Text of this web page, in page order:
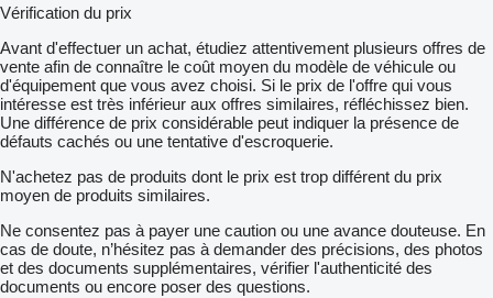
Vérification du prix
Avant d'effectuer un achat, étudiez attentivement plusieurs offres de
vente afin de connaître le coût moyen du modèle de véhicule ou
d'équipement que vous avez choisi. Si le prix de l'offre qui vous
intéresse est très inférieur aux offres similaires, réfléchissez bien.
Une différence de prix considérable peut indiquer la présence de
défauts cachés ou une tentative d'escroquerie.
N'achetez pas de produits dont le prix est trop différent du prix
moyen de produits similaires.
Ne consentez pas à payer une caution ou une avance douteuse. En
cas de doute, n’hésitez pas à demander des précisions, des photos
et des documents supplémentaires, vérifier l'authenticité des
documents ou encore poser des questions.